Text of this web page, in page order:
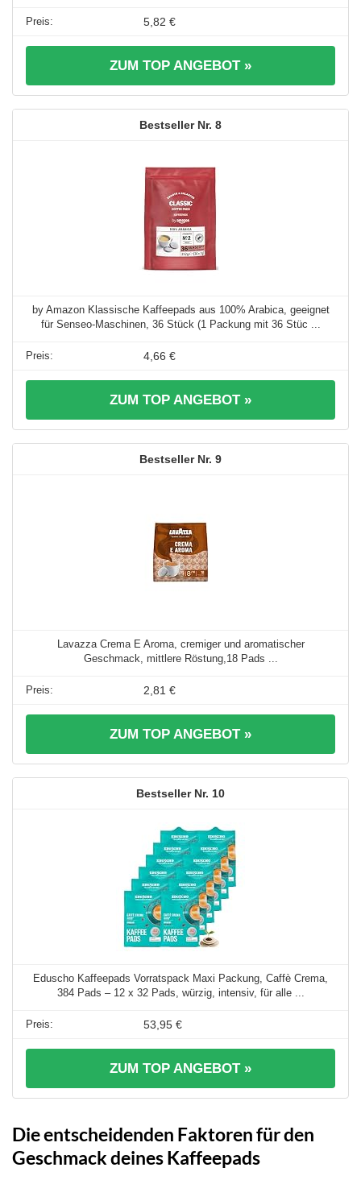
5,82 €
ZUM TOP ANGEBOT »
8
by Amazon Klassische Kaffeepads aus 100% Arabica, geeignet
für Senseo-Maschinen, 36 Stück (1 Packung mit 36 Stüc ...
4,66 €
ZUM TOP ANGEBOT »
9
Lavazza Crema E Aroma, cremiger und aromatischer
Geschmack, mittlere Röstung,18 Pads ...
2,81 €
ZUM TOP ANGEBOT »
10
Eduscho Kaffeepads Vorratspack Maxi Packung, Caffè Crema,
384 Pads – 12 x 32 Pads, würzig, intensiv, für alle ...
53,95 €
ZUM TOP ANGEBOT »
Die entscheidenden Faktoren für den
Geschmack deines Kaffeepads